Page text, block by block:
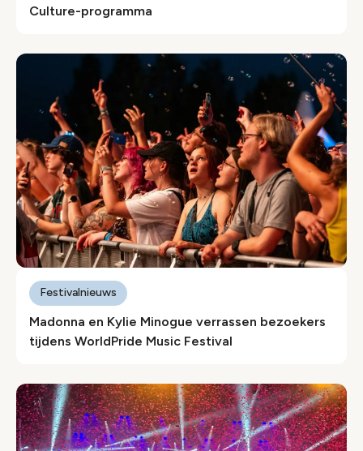
Culture-programma
Madonna en Kylie Minogue verrassen bezoekers
tijdens WorldPride Music Festival
Festivalnieuws